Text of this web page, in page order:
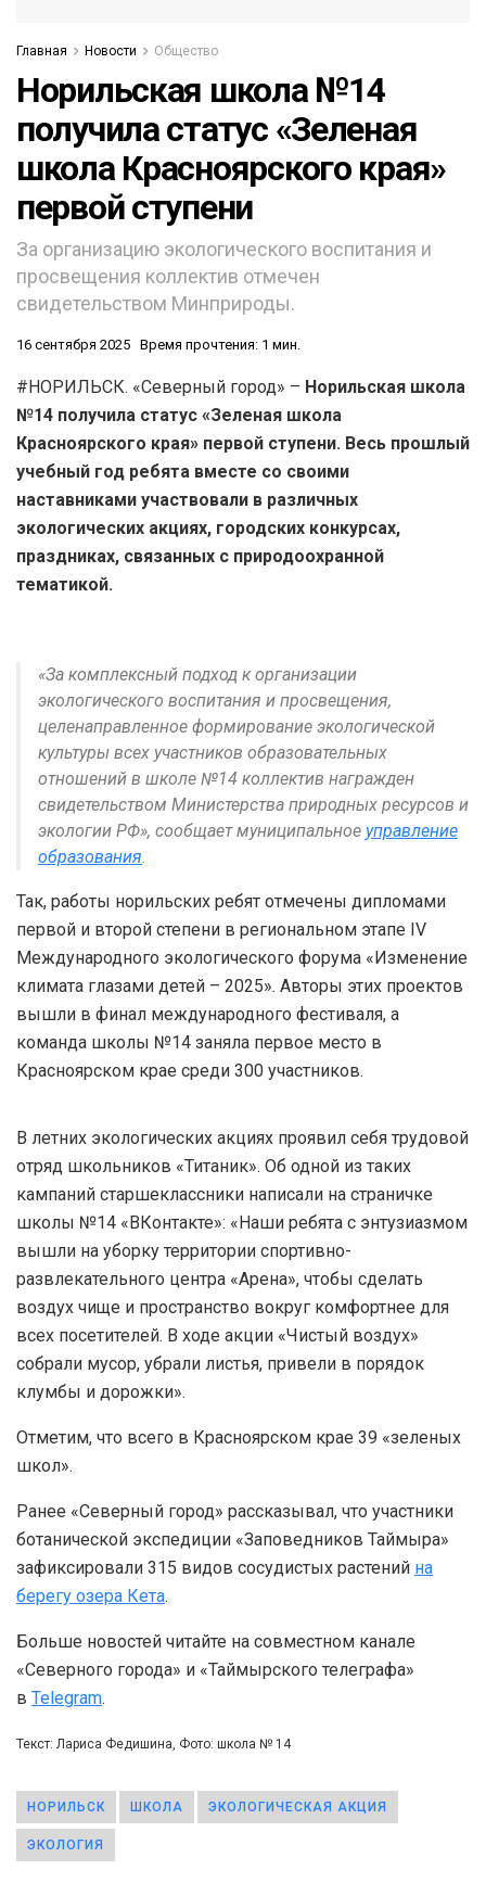
Главная Новости Общество
Норильская школа №14
получила статус «Зеленая
школа Красноярского края»
первой ступени
За организацию экологического воспитания и
просвещения коллектив отмечен
свидетельством Минприроды.
16 сентября 2025 Время прочтения: 1 мин.
#НОРИЛЬСК. «Северный город» – Норильская школа
№14 получила статус «Зеленая школа
Красноярского края» первой ступени. Весь прошлый
учебный год ребята вместе со своими
наставниками участвовали в различных
экологических акциях, городских конкурсах,
праздниках, связанных с природоохранной
тематикой.
«За комплексный подход к организации
экологического воспитания и просвещения,
целенаправленное формирование экологической
культуры всех участников образовательных
отношений в школе №14 коллектив награжден
свидетельством Министерства природных ресурсов и
экологии РФ», сообщает муниципальное управление
образования.
Так, работы норильских ребят отмечены дипломами
первой и второй степени в региональном этапе IV
Международного экологического форума «Изменение
климата глазами детей – 2025». Авторы этих проектов
вышли в финал международного фестиваля, а
команда школы №14 заняла первое место в
Красноярском крае среди 300 участников.
В летних экологических акциях проявил себя трудовой
отряд школьников «Титаник». Об одной из таких
кампаний старшеклассники написали на страничке
школы №14 «ВКонтакте»: «Наши ребята с энтузиазмом
вышли на уборку территории спортивно-
развлекательного центра «Арена», чтобы сделать
воздух чище и пространство вокруг комфортнее для
всех посетителей. В ходе акции «Чистый воздух»
собрали мусор, убрали листья, привели в порядок
клумбы и дорожки».
Отметим, что всего в Красноярском крае 39 «зеленых
школ».
Ранее «Северный город» рассказывал, что участники
ботанической экспедиции «Заповедников Таймыра»
зафиксировали 315 видов сосудистых растений на
берегу озера Кета.
Больше новостей читайте на совместном канале
«Северного города» и «Таймырского телеграфа»
в Telegram.
Текст: Лариса Федишина, Фото: школа № 14
НОРИЛЬСК ШКОЛА ЭКОЛОГИЧЕСКАЯ АКЦИЯ
ЭКОЛОГИЯ